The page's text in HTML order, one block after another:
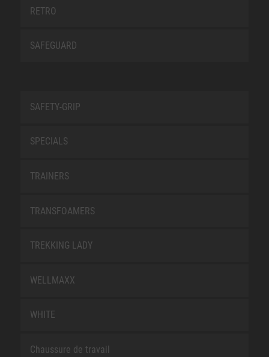
RETRO
SAFEGUARD
SAFETY-GRIP
SPECIALS
TRAINERS
TRANSFOAMERS
TREKKING LADY
WELLMAXX
WHITE
Chaussure de travail